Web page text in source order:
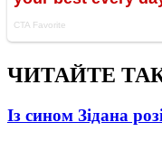
ЧИТАЙТЕ
Із сином Зідана